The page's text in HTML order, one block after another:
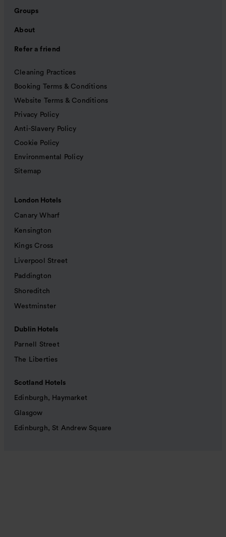
Groups
About
Refer a friend
Cleaning Practices
Booking Terms & Conditions
Website Terms & Conditions
Privacy Policy
Anti-Slavery Policy
Cookie Policy
Environmental Policy
Sitemap
London Hotels
Canary Wharf
Kensington
Kings Cross
Liverpool Street
Paddington
Shoreditch
Westminster
Dublin Hotels
Parnell Street
The Liberties
Scotland Hotels
Edinburgh, Haymarket
Glasgow
Edinburgh, St Andrew Square